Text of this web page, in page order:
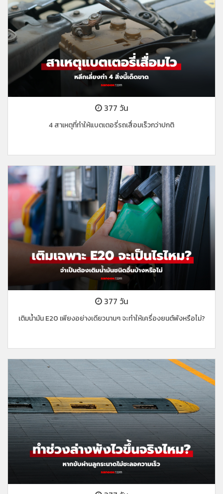
377 วัน
4 สาเหตุที่ทำให้แบตเตอรี่รถเสื่อมเร็วกว่าปกติ
377 วัน
เติมน้ำมัน E20 เพียงอย่างเดียวนานๆ จะทำให้เครื่องยนต์พังหรือไม่?